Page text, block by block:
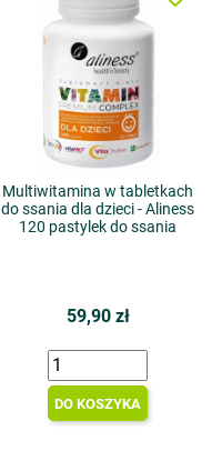
Multiwitamina w tabletkach
do ssania dla dzieci - Aliness
120 pastylek do ssania
59,90 zł
DO KOSZYKA